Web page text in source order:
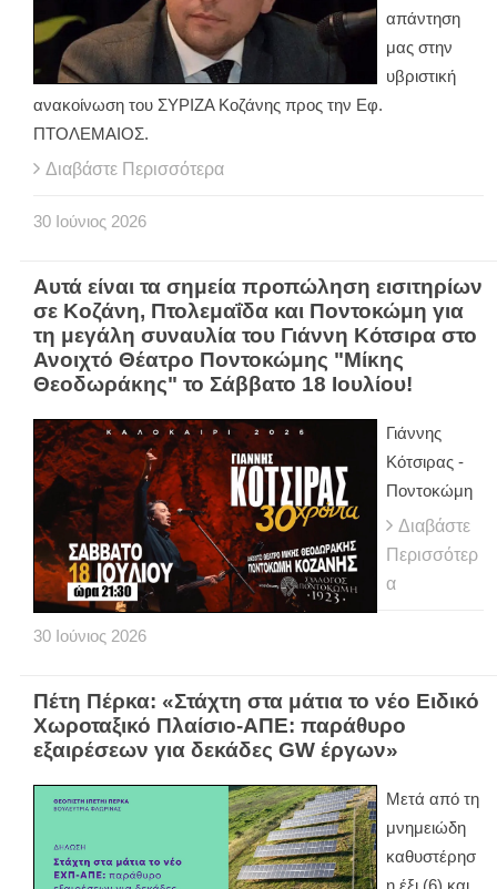
απάντηση
μας στην
υβριστική
ανακοίνωση του ΣΥΡΙΖΑ Κοζάνης προς την Εφ.
ΠΤΟΛΕΜΑΙΟΣ.
Διαβάστε Περισσότερα
30 Ιούνιος 2026
Αυτά είναι τα σημεία προπώληση εισιτηρίων
σε Κοζάνη, Πτολεμαΐδα και Ποντοκώμη για
τη μεγάλη συναυλία του Γιάννη Κότσιρα στο
Ανοιχτό Θέατρο Ποντοκώμης "Μίκης
Θεοδωράκης" το Σάββατο 18 Ιουλίου!
Γιάννης
Κότσιρας -
Ποντοκώμη
Διαβάστε
Περισσότερ
α
30 Ιούνιος 2026
Πέτη Πέρκα: «Στάχτη στα μάτια το νέο Ειδικό
Χωροταξικό Πλαίσιο-ΑΠΕ: παράθυρο
εξαιρέσεων για δεκάδες GW έργων»
Μετά από τη
μνημειώδη
καθυστέρησ
η έξι (6) και